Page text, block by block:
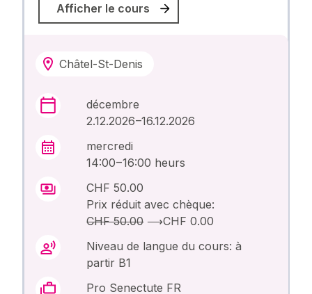
Afficher le cours
Châtel-St-Denis
décembre
2.12.2026 –16.12.2026
mercredi
14:00 – 16:00 heurs
CHF 50.00
Prix réduit avec chèque:
CHF 50.00⟶CHF 0.00
Niveau de langue du cours: à
partir B1
Pro Senectute FR